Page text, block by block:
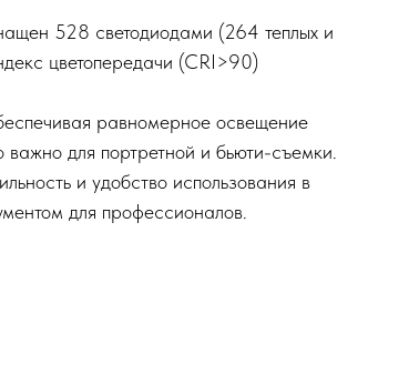
528 светодиодами (264 теплых и
цветопередачи (CRI>90)
равномерное освещение
для портретной и бьюти-съемки.​
и удобство использования в
для профессионалов.